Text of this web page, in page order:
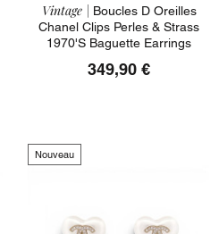
Vintage | Boucles D Oreilles
Chanel Clips Perles & Strass
1970's Baguette Earrings
349,90 €
Nouveau